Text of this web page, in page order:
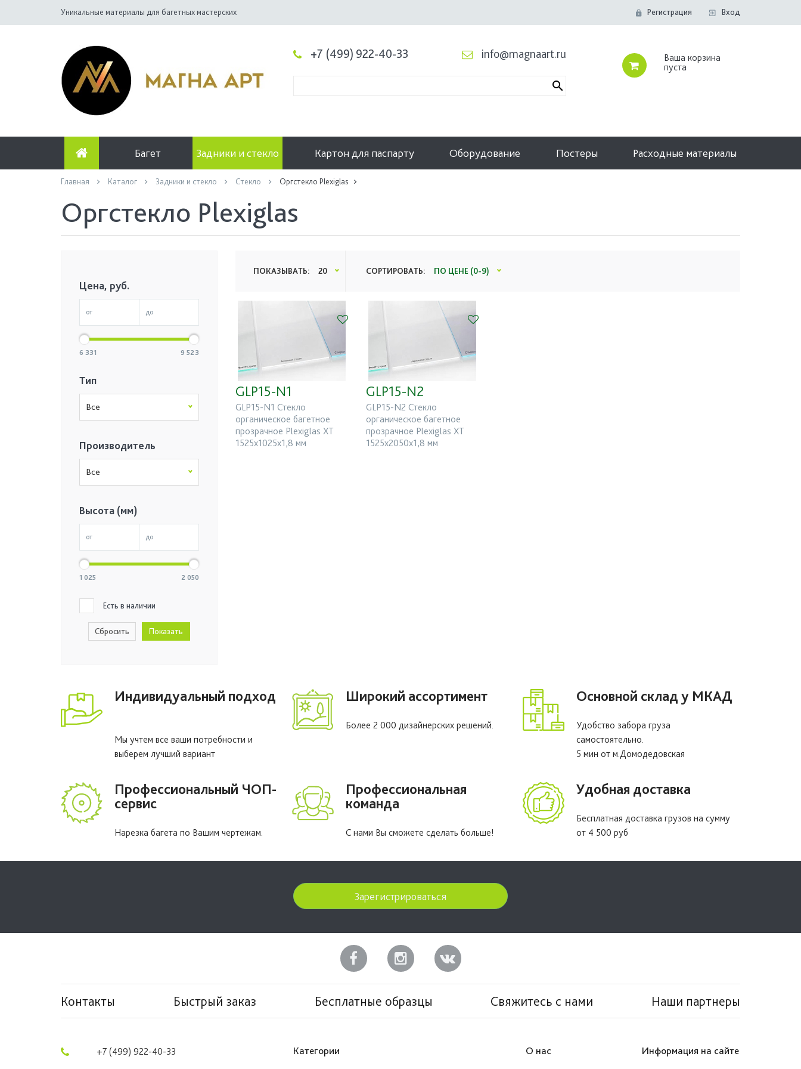
Уникальные материалы для багетных мастерских Регистрация Вход
+7 (499) 922-40-33 info@magnaart.ru
Ваша корзина
пуста
Багет Задники и стекло Картон для паспарту Оборудование Постеры Расходные материалы
Главная Каталог Задники и стекло Стекло Оргстекло Plexiglas
Оргстекло Plexiglas
Цена, руб.
6 331 9 523
Тип
Все
Производитель
Все
Высота (мм)
1 025 2 050
Есть в наличии
ПОКАЗЫВАТЬ: 20 СОРТИРОВАТЬ: ПО ЦЕНЕ (0-9)
GLP15-N1
GLP15-N1 Стекло
органическое багетное
прозрачное Plexiglas XT
1525х1025х1,8 мм
GLP15-N2
GLP15-N2 Стекло
органическое багетное
прозрачное Plexiglas XT
1525х2050х1,8 мм
Индивидуальный подход
Мы учтем все ваши потребности и
выберем лучший вариант
Широкий ассортимент
Более 2 000 дизайнерских решений.
Основной склад у МКАД
Удобство забора груза
самостоятельно.
5 мин от м.Домодедовская
Профессиональный ЧОП-
сервис
Нарезка багета по Вашим чертежам.
Профессиональная
команда
С нами Вы сможете сделать больше!
Удобная доставка
Бесплатная доставка грузов на сумму
от 4 500 руб
Зарегистрироваться
Контакты Быстрый заказ Бесплатные образцы Свяжитесь с нами Наши партнеры
+7 (499) 922-40-33 Категории О нас Информация на сайте